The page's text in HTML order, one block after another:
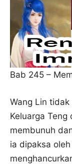
Bab 245 –
Wang Lin
Keluarga
membunuh
ia dipaksa